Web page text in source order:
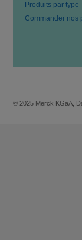
Produits par type
Commander nos
© 2025 Merck KGaA,